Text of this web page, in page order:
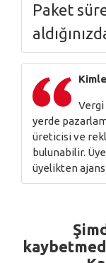
Paket
Vergi
yerde
üreticisi ve
bulunabilir.
üyelikten